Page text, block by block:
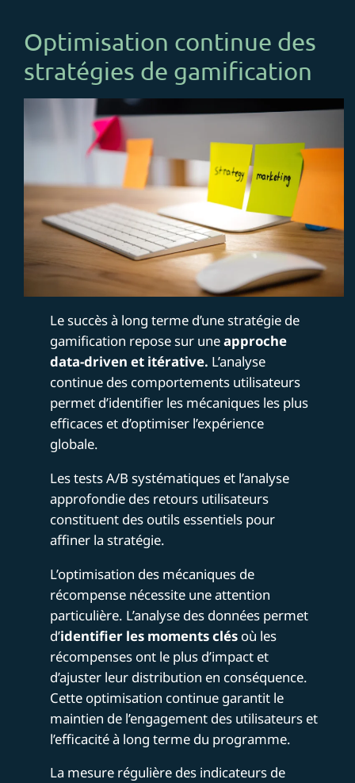
Optimisation continue des
stratégies de gamification
Le succès à long terme d’une stratégie de
gamification repose sur uneapproche
data-driven et itérative. L’analyse
continue des comportements utilisateurs
permet d’identifier les mécaniques les plus
efficaces et d’optimiser l’expérience
globale.
Les tests A/B systématiques et l’analyse
approfondie des retours utilisateurs
constituent des outils essentiels pour
affiner la stratégie.
L’optimisation des mécaniques de
récompense nécessite une attention
particulière. L’analyse des données permet
d’identifier les moments clésoù les
récompenses ont le plus d’impact et
d’ajuster leur distribution en conséquence.
Cette optimisation continue garantit le
maintien de l’engagement des utilisateurs et
l’efficacité à long terme du programme.
La mesure régulière des indicateurs de